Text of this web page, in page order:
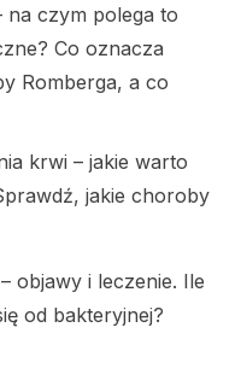
na czym polega to
Co oznacza
Romberga, a co
krwi – jakie warto
jakie choroby
objawy i leczenie. Ile
od bakteryjnej?